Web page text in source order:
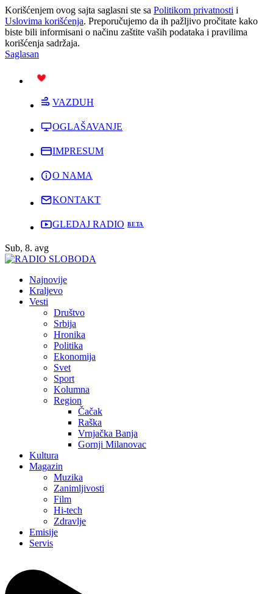
Korišćenjem ovog sajta saglasni ste sa Politikom privatnosti i
Uslovima korišćenja. Preporučujemo da ih pažljivo pročitate kako
biste bili informisani o načinu zaštite vaših podataka i pravilima
korišćenja sadržaja.
Saglasan
VAZDUH
OGLAŠAVANJE
IMPRESUM
O NAMA
KONTAKT
GLEDAJ RADIO
Sub, 8. avg
Najnovije
Kraljevo
Vesti
Društvo
Srbija
Hronika
Politika
Ekonomija
Svet
Sport
Kolumna
Region
Čačak
Raška
Vrnjačka Banja
Gornji Milanovac
Kultura
Magazin
Muzika
Zanimljivosti
Film
Hi-tech
Zdravlje
Emisije
Servis